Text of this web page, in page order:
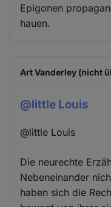
Epigonen
hauen.
Art Vanderley (nicht
@little Louis
@little Louis
Die neurechte
Nebeneinander
haben sich die